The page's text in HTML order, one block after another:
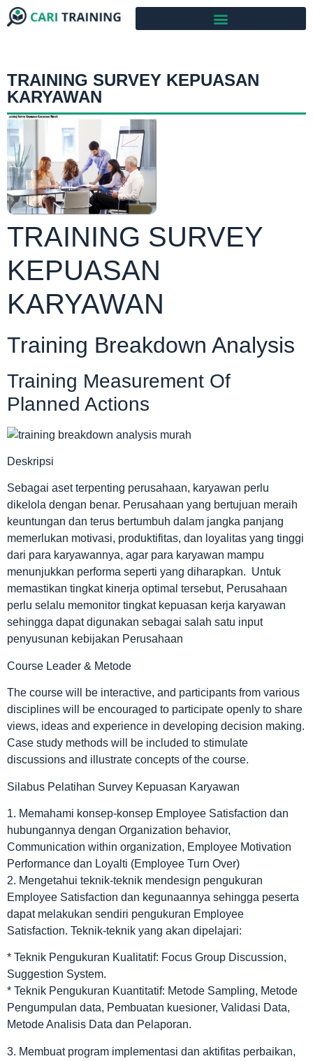
TRAINING SURVEY KEPUASAN
KARYAWAN
TRAINING SURVEY
KEPUASAN
KARYAWAN
Training Breakdown Analysis
Training Measurement Of
Planned Actions
Deskripsi
Sebagai aset terpenting perusahaan, karyawan perlu
dikelola dengan benar. Perusahaan yang bertujuan meraih
keuntungan dan terus bertumbuh dalam jangka panjang
memerlukan motivasi, produktifitas, dan loyalitas yang tinggi
dari para karyawannya, agar para karyawan mampu
menunjukkan performa seperti yang diharapkan. Untuk
memastikan tingkat kinerja optimal tersebut, Perusahaan
perlu selalu memonitor tingkat kepuasan kerja karyawan
sehingga dapat digunakan sebagai salah satu input
penyusunan kebijakan Perusahaan
Course Leader & Metode
The course will be interactive, and participants from various
disciplines will be encouraged to participate openly to share
views, ideas and experience in developing decision making.
Case study methods will be included to stimulate
discussions and illustrate concepts of the course.
Silabus Pelatihan Survey Kepuasan Karyawan
1. Memahami konsep-konsep Employee Satisfaction dan
hubungannya dengan Organization behavior,
Communication within organization, Employee Motivation
Performance dan Loyalti (Employee Turn Over)
2. Mengetahui teknik-teknik mendesign pengukuran
Employee Satisfaction dan kegunaannya sehingga peserta
dapat melakukan sendiri pengukuran Employee
Satisfaction. Teknik-teknik yang akan dipelajari:
* Teknik Pengukuran Kualitatif: Focus Group Discussion,
Suggestion System.
* Teknik Pengukuran Kuantitatif: Metode Sampling, Metode
Pengumpulan data, Pembuatan kuesioner, Validasi Data,
Metode Analisis Data dan Pelaporan.
3. Membuat program implementasi dan aktifitas perbaikan,